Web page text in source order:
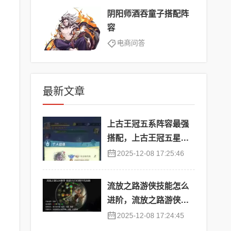
阴阳师酒吞童子搭配阵
容
电商问答
最新文章
上古王冠五系阵容最强
搭配，上古王冠五星排
行 2025-12-08 17:25:46
流放之路游侠技能怎么
进阶，流放之路游侠技
能怎么进阶的
2025-12-08 17:24:45